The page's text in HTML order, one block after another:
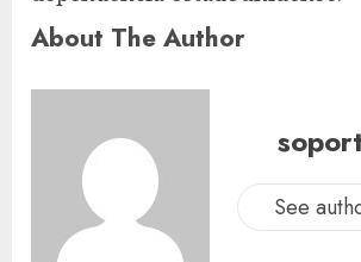
About The Author
See